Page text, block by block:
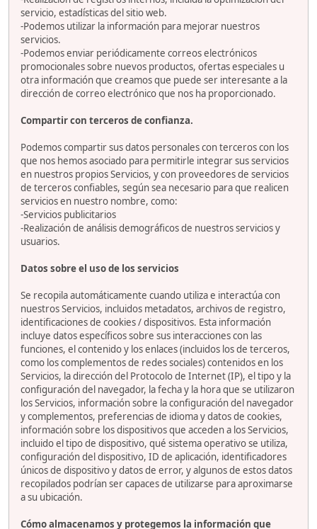
servicio, estadísticas del sitio web.
-Podemos utilizar la información para mejorar nuestros
servicios.
-Podemos enviar periódicamente correos electrónicos
promocionales sobre nuevos productos, ofertas especiales u
otra información que creamos que puede ser interesante a la
dirección de correo electrónico que nos ha proporcionado.
Compartir con terceros de confianza.
Podemos compartir sus datos personales con terceros con los
que nos hemos asociado para permitirle integrar sus servicios
en nuestros propios Servicios, y con proveedores de servicios
de terceros confiables, según sea necesario para que realicen
servicios en nuestro nombre, como:
-Servicios publicitarios
-Realización de análisis demográficos de nuestros servicios y
usuarios.
Datos sobre el uso de los servicios
Se recopila automáticamente cuando utiliza e interactúa con
nuestros Servicios, incluidos metadatos, archivos de registro,
identificaciones de cookies / dispositivos. Esta información
incluye datos específicos sobre sus interacciones con las
funciones, el contenido y los enlaces (incluidos los de terceros,
como los complementos de redes sociales) contenidos en los
Servicios, la dirección del Protocolo de Internet (IP), el tipo y la
configuración del navegador, la fecha y la hora que se utilizaron
los Servicios, información sobre la configuración del navegador
y complementos, preferencias de idioma y datos de cookies,
información sobre los dispositivos que acceden a los Servicios,
incluido el tipo de dispositivo, qué sistema operativo se utiliza,
configuración del dispositivo, ID de aplicación, identificadores
únicos de dispositivo y datos de error, y algunos de estos datos
recopilados podrían ser capaces de utilizarse para aproximarse
a su ubicación.
Cómo almacenamos y protegemos la información que